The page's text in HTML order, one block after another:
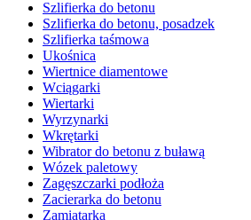
Szlifierka do betonu
Szlifierka do betonu, posadzek
Szlifierka taśmowa
Ukośnica
Wiertnice diamentowe
Wciągarki
Wiertarki
Wyrzynarki
Wkrętarki
Wibrator do betonu z buławą
Wózek paletowy
Zagęszczarki podłoża
Zacierarka do betonu
Zamiatarka